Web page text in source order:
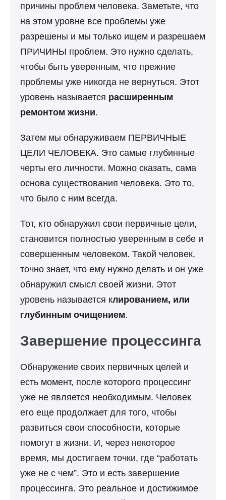
причины проблем человека. Заметьте, что
на этом уровне все проблемы уже
разрешены и мы только ищем и разрешаем
ПРИЧИНЫ проблем. Это нужно сделать,
чтобы быть уверенным, что прежние
проблемы уже никогда не вернуться. Этот
уровень называется расширенным
ремонтом жизни.
Затем мы обнаруживаем ПЕРВИЧНЫЕ
ЦЕЛИ ЧЕЛОВЕКА. Это самые глубинные
черты его личности. Можно сказать, сама
основа существования человека. Это то,
что было с ним всегда.
Тот, кто обнаружил свои первичные цели,
становится полностью уверенным в себе и
совершенным человеком. Такой человек,
точно знает, что ему нужно делать и он уже
обнаружил смысл своей жизни. Этот
уровень называется клированием, или
глубинным очищением.
Завершение процессинга
Обнаружение своих первичных целей и
есть момент, после которого процессинг
уже не является необходимым. Человек
его еще продолжает для того, чтобы
развиться свои способности, которые
помогут в жизни. И, через некоторое
время, мы достигаем точки, где “работать
уже не с чем”. Это и есть завершение
процессинга. Это реальное и достижимое